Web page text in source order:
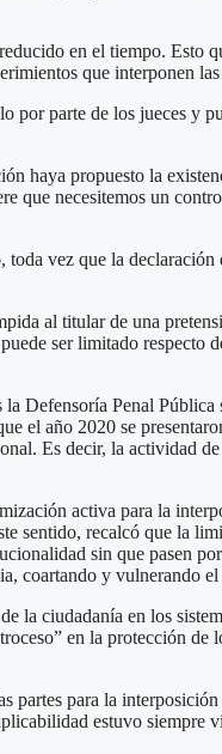
en el tiempo. Esto
que interponen
parte de los jueces y
haya propuesto la
que necesitemos un
vez que la
al titular de una
ser limitado respecto
Defensoría Penal
el año 2020 se
Es decir, la actividad
activa para la
sentido, recalcó que la
sin que pasen
coartando y vulnerando
la ciudadanía en los
en la protección de
partes para la
estuvo siempre